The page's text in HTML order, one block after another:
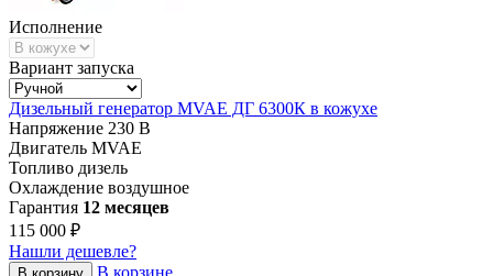
Исполнение
Вариант запуска
Дизельный генератор MVAE ДГ 6300К в кожухе
Напряжение 230 В
Двигатель MVAE
Топливо дизель
Охлаждение воздушное
Гарантия 12 месяцев
115 000 ₽
Нашли дешевле?
В корзине